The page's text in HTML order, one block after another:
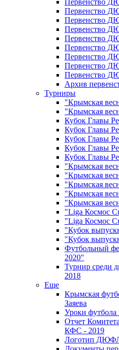
Первенство
Первенство
Первенство
Первенство
Первенство
Первенство
Первенство
Первенство
Первенство
Архив
Турниры
"Крымская
"Крымская
Кубок Главы
Кубок Главы
Кубок Главы
Кубок Главы
Кубок Главы
"Крымская
"Крымская
"Крымская
"Крымская
"Крымская
"Liga Космос
"Liga Космос
"Кубок
"Кубок
Футбольный
2020"
Турнир среди
2018
Еще
Крымская
Заяева
Уроки футбола
Отчет
КФС - 2019
Логотип